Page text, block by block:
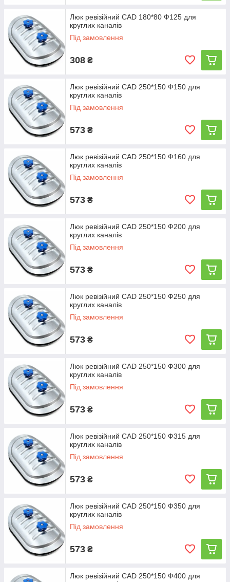
Люк ревізійний CAD 180*80 Ф125 для
круглих каналів
Під замовлення
308 ₴
Люк ревізійний CAD 250*150 Ф150 для
круглих каналів
Під замовлення
573 ₴
Люк ревізійний CAD 250*150 Ф160 для
круглих каналів
Під замовлення
573 ₴
Люк ревізійний CAD 250*150 Ф200 для
круглих каналів
Під замовлення
573 ₴
Люк ревізійний CAD 250*150 Ф250 для
круглих каналів
Під замовлення
573 ₴
Люк ревізійний CAD 250*150 Ф300 для
круглих каналів
Під замовлення
573 ₴
Люк ревізійний CAD 250*150 Ф315 для
круглих каналів
Під замовлення
573 ₴
Люк ревізійний CAD 250*150 Ф350 для
круглих каналів
Під замовлення
573 ₴
Люк ревізійний CAD 250*150 Ф400 для